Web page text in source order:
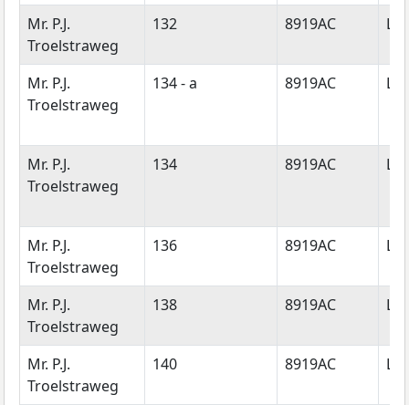
Mr. P.J.
Troelstraweg
132 8919AC
Mr. P.J.
Troelstraweg
134 - a 8919AC
Mr. P.J.
Troelstraweg
134 8919AC
Mr. P.J.
Troelstraweg
136 8919AC
Mr. P.J.
Troelstraweg
138 8919AC
Mr. P.J.
Troelstraweg
140 8919AC